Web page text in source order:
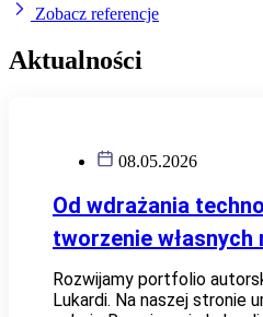
Zobacz referencje
Aktualności
08.05.2026
Od wdrażania
tworzenie własnych
Rozwijamy portfolio
Lukardi. Na naszej stronie